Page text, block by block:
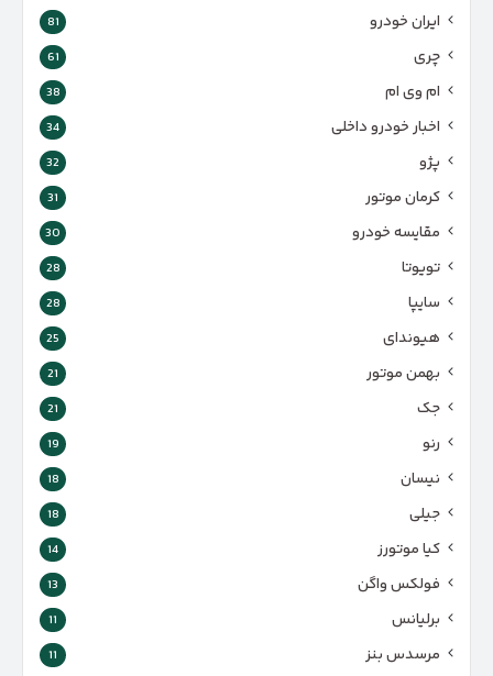
ایران خودرو 81
چری 61
ام وی ام 38
اخبار خودرو داخلی 34
پژو 32
کرمان موتور 31
مقایسه خودرو 30
تویوتا 28
سایپا 28
هیوندای 25
بهمن موتور 21
جک 21
رنو 19
نیسان 18
جیلی 18
کیا موتورز 14
فولکس واگن 13
برلیانس 11
مرسدس بنز 11